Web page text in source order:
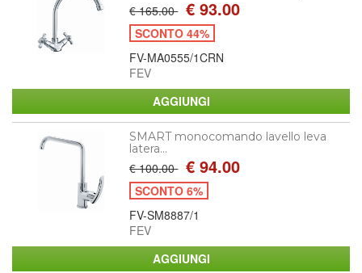
€ 165.00 € 93.00
SCONTO 44%
FV-MA0555/1CRN
FEV
SMART monocomando lavello leva
latera...
€ 100.00 € 94.00
SCONTO 6%
FV-SM8887/1
FEV